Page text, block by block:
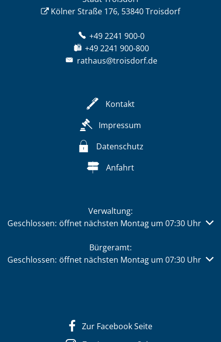
Kölner Straße 176, 53840 Troisdorf
+49 2241 900-0
+49 2241 900-800
rathaus@troisdorf.de
Kontakt
Impressum
Datenschutz
Anfahrt
Verwaltung:
Klicken, um weitere Öffnungs- oder Schließzeiten
Geschlossen: öffnet nächsten Montag um 07:30 Uhr
Bürgeramt:
Klicken, um weitere Öffnungs- oder Schließzeiten
Geschlossen: öffnet nächsten Montag um 07:30 Uhr
Zur Facebook Seite